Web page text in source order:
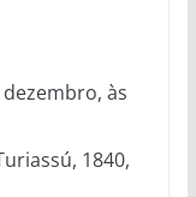
às
1840,